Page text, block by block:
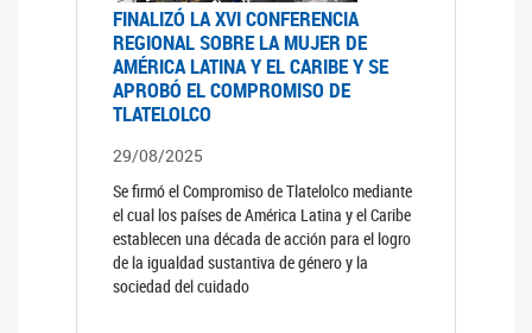
FINALIZÓ LA XVI CONFERENCIA
REGIONAL SOBRE LA MUJER DE
AMÉRICA LATINA Y EL CARIBE Y SE
APROBÓ EL COMPROMISO DE
TLATELOLCO
29/08/2025
Se firmó el Compromiso de Tlatelolco mediante
el cual los países de América Latina y el Caribe
establecen una década de acción para el logro
de la igualdad sustantiva de género y la
sociedad del cuidado